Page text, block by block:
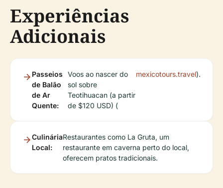
Experiências
Adicionais
Passeios
de Balão
de Ar
Quente:
Voos ao nascer do
sol sobre
Teotihuacan (a partir
de $120 USD) (
mexicotours.travel).
Culinária
Local:
Restaurantes como La Gruta, um
restaurante em caverna perto do local,
oferecem pratos tradicionais.